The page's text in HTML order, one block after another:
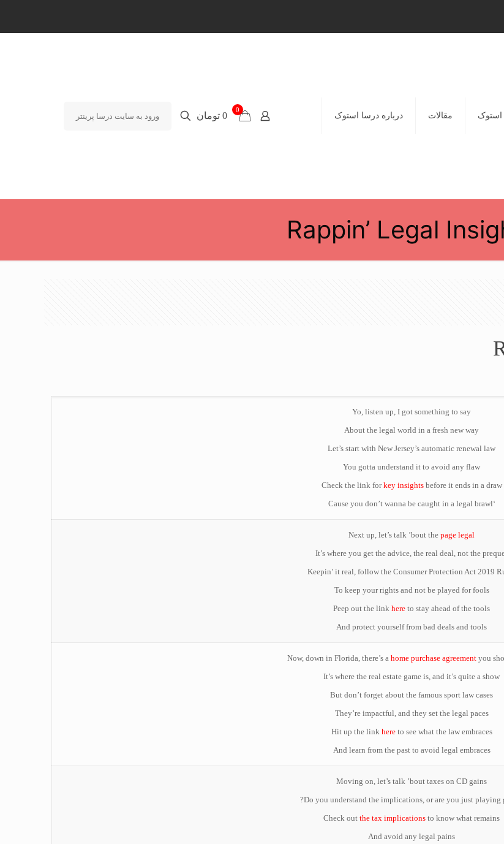
مقالات درباره درسا استوک
0
0 تومان ورود به سایت درسا پرینتر
Rappin’ Legal
Yo, listen up, I got something to say
About the legal world in a fresh new way
Let’s start with New Jersey’s automatic renewal law
You gotta understand it to avoid any flaw
Check the link forkey insightsbefore it ends in a draw
‘Cause you don’t wanna be caught in a legal brawl
Next up, let’s talk ’bout the page legal
It’s where you get the advice, the real deal, not the
Keepin’ it real, follow the Consumer Protection Act 2019
To keep your rights and not be played for fools
Peep out the link here to stay ahead of the tools
And protect yourself from bad deals and tools
Now, down in Florida, there’s a home purchase agreement you
It’s where the real estate game is, and it’s quite a show
But don’t forget about the famous sport law cases
They’re impactful, and they set the legal paces
Hit up the link hereto see what the law embraces
And learn from the past to avoid legal embraces
Moving on, let’s talk ’bout taxes on CD gains
Do you understand the implications, or are you just playing
Check out the tax implications to know what remains
And avoid any legal pains